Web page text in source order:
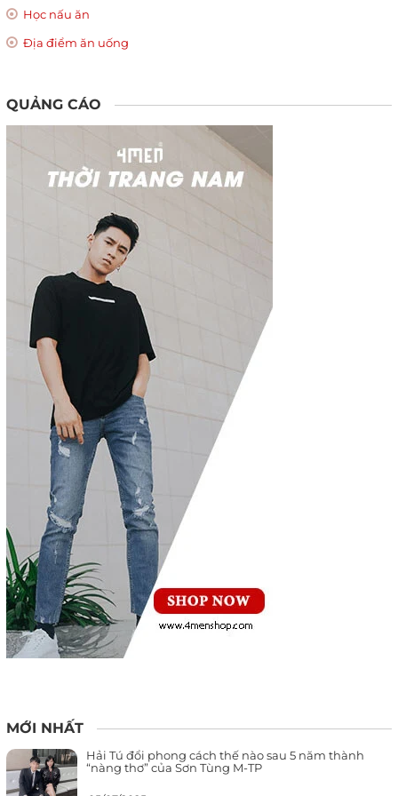
Học nấu ăn
Địa điểm ăn uống
QUẢNG CÁO
MỚI NHẤT
Hải Tú đổi phong cách thế nào sau 5 năm thành
“nàng thơ” của Sơn Tùng M-TP